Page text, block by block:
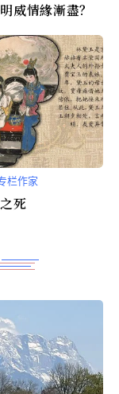
威情緣漸盡？
栏作家
死